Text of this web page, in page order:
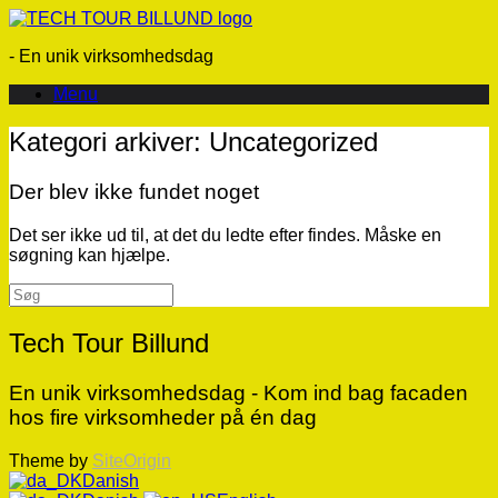
Gå
indhold
- En unik virksomhedsdag
Menu
Kategori arkiver: Uncategorized
Der blev ikke fundet noget
Det ser ikke ud til, at det du ledte efter findes. Måske en
søgning kan hjælpe.
Søg
efter:
Tech Tour Billund
En unik virksomhedsdag - Kom ind bag facaden
hos fire virksomheder på én dag
Theme by SiteOrigin
Danish